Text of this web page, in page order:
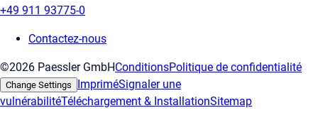
+49 911 93775-0
Contactez-nous
©2026 Paessler GmbHConditionsPolitique de confidentialité
Change Settings ImpriméSignaler une
vulnérabilitéTéléchargement & InstallationSitemap